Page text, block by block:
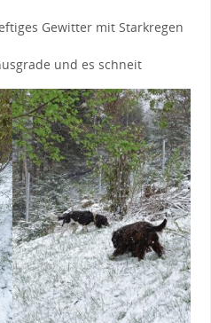
Gewitter mit Starkregen
und es schneit